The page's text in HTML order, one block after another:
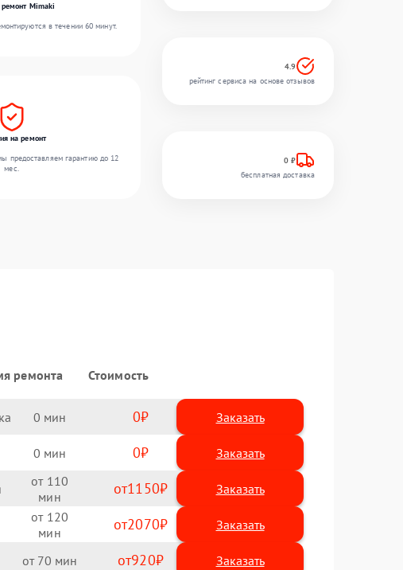
Mimaki
в течении 60 минут.
на ремонт
предоставляем гарантию до 12
мес.
4.9
рейтинг сервиса на основе отзывов
0 ₽
бесплатная доставка
ремонта Стоимость
0 0 Заказать
0 0 Заказать
110 1150
120 2070
70 920